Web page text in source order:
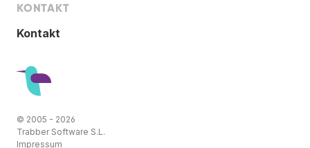
KONTAKT
Kontakt
© 2005 - 2026
Trabber Software S.L.
Impressum